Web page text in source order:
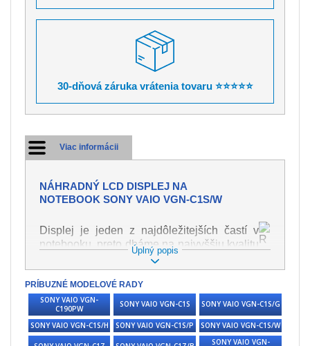
30-dňová záruka vrátenia tovaru ⭐⭐⭐⭐⭐
Viac informácii
NÁHRADNÝ LCD DISPLEJ NA
NOTEBOOK SONY VAIO VGN-C1S/W
Displej je jeden z najdôležitejších častí v
notebooku, preto dbáme na najvyššiu kvalitu
tohto náhradného dielu. Slúži k
zobrazovaniu textu či obrazu v rôznej
podobe. Poškodenie je veľmi ľahké, preto je
dôležité s notebookom zaobchádzať s
najväčšou opatrnosťou. Medzi najčastejšie
poškodenie je možné zaradiť mechanické
poškodenie napr. prasklinu alebo
Úplný popis
PRÍBUZNÉ MODELOVÉ RADY
SONY VAIO VGN-
C190PW
SONY VAIO VGN-C1S SONY VAIO VGN-C1S/G
SONY VAIO VGN-C1S/H SONY VAIO VGN-C1S/P SONY VAIO VGN-C1S/W
SONY VAIO VGN-